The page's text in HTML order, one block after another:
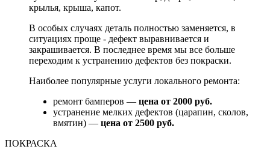
крылья, крыша, капот.
В особых случаях деталь полностью заменяется, в
ситуациях проще - дефект выравнивается и
закрашивается. В последнее время мы все больше
переходим к устранению дефектов без покраски.
Наиболее популярные услуги локального ремонта:
ремонт бамперов — цена от 2000 руб.
устранение мелких дефектов (царапин, сколов,
вмятин) — цена от 2500 руб.
ПОКРАСКА